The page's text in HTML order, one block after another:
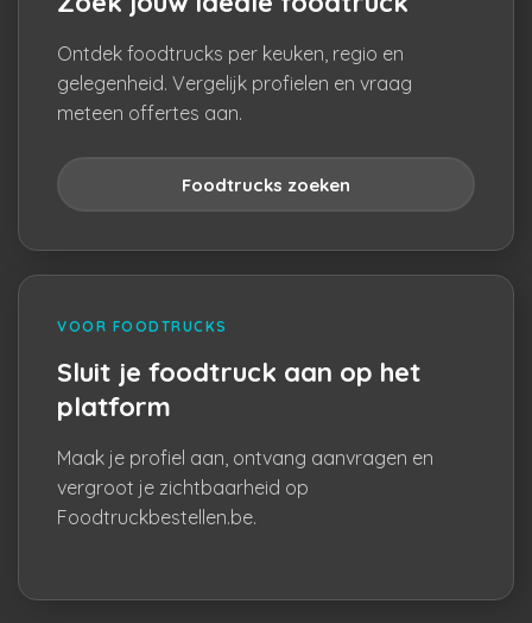
Ontdek foodtrucks per keuken, regio en
gelegenheid. Vergelijk profielen en vraag
meteen offertes aan.
Foodtrucks zoeken
VOOR FOODTRUCKS
Sluit je foodtruck aan op het
platform
Maak je profiel aan, ontvang aanvragen en
vergroot je zichtbaarheid op
Foodtruckbestellen.be.